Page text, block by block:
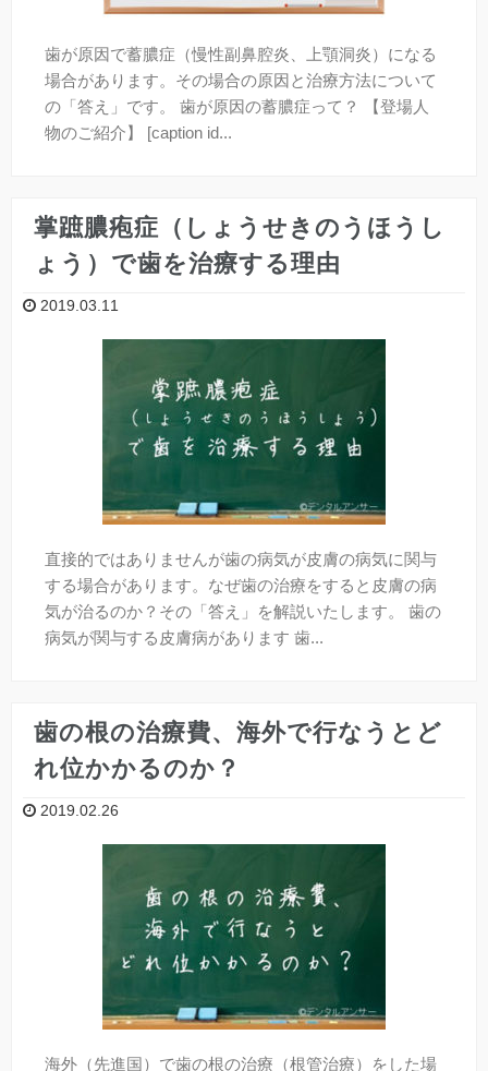
歯が原因で蓄膿症（慢性副鼻腔炎、上顎洞炎）になる
場合があります。その場合の原因と治療方法について
の「答え」です。 歯が原因の蓄膿症って？ 【登場人
物のご紹介】 [caption id...
掌蹠膿疱症（しょうせきのうほうし
ょう）で歯を治療する理由
2019.03.11
直接的ではありませんが歯の病気が皮膚の病気に関与
する場合があります。なぜ歯の治療をすると皮膚の病
気が治るのか？その「答え」を解説いたします。 歯の
病気が関与する皮膚病があります 歯...
歯の根の治療費、海外で行なうとど
れ位かかるのか？
2019.02.26
海外（先進国）で歯の根の治療（根管治療）をした場